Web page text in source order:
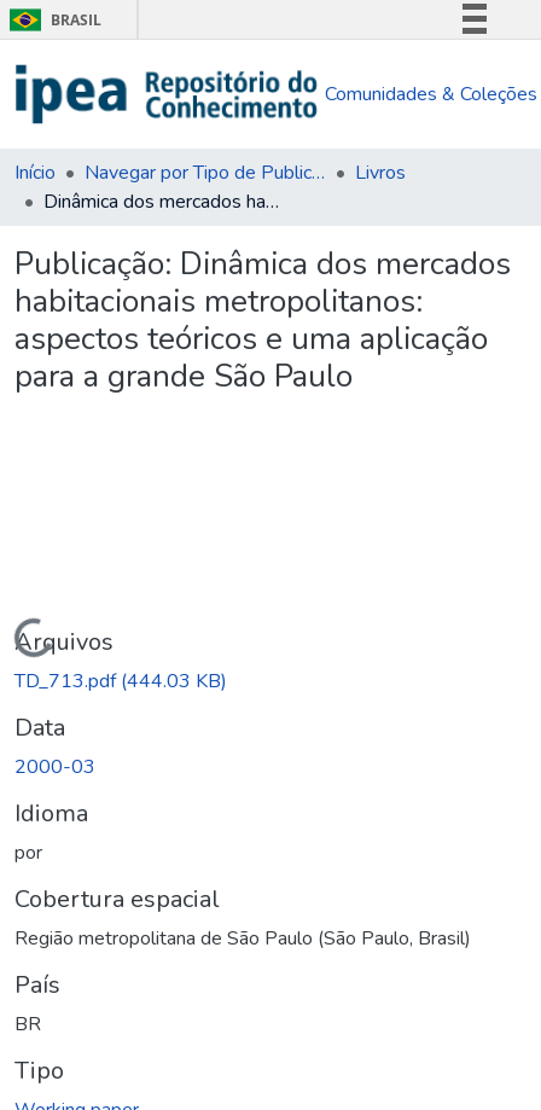
BRASIL
Comunica BR
Acesso à informação
Comunidades & Coleções
Início Navegar por Tipo de Publicação
Livros
Dinâmica dos mercados habitacionais metropolitanos: aspectos teóricos e uma aplicação para a grande São Paulo
Publicação: Dinâmica dos mercados
habitacionais metropolitanos:
aspectos teóricos e uma aplicação
para a grande São Paulo
Carregando...
Arquivos
TD_713.pdf(444.03 KB)
Data
2000-03
Idioma
por
Cobertura espacial
Região metropolitana de São Paulo (São Paulo, Brasil)
País
BR
Tipo